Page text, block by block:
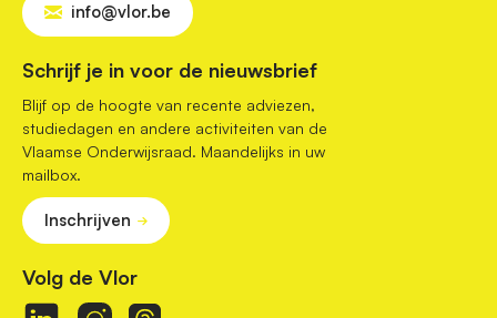
info@vlor.be
Schrijf je in voor de nieuwsbrief
Blijf op de hoogte van recente adviezen,
studiedagen en andere activiteiten van de
Vlaamse Onderwijsraad. Maandelijks in uw
mailbox.
Inschrijven
Volg de Vlor